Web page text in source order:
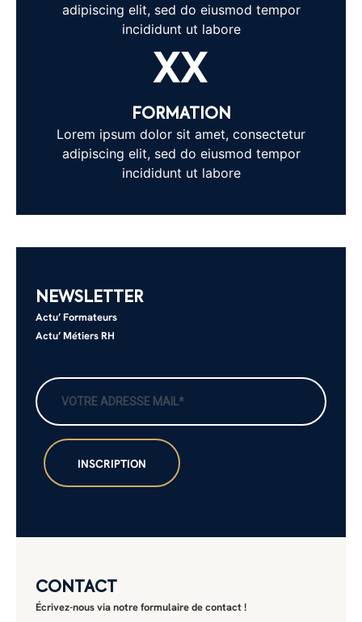
adipiscing elit, sed do eiusmod tempor
incididunt ut labore
XX
FORMATION
Lorem ipsum dolor sit amet, consectetur
adipiscing elit, sed do eiusmod tempor
incididunt ut labore
NEWSLETTER
Actu’ Formateurs
Actu’ Métiers RH
CONTACT
Écrivez-nous via notre formulaire de contact !